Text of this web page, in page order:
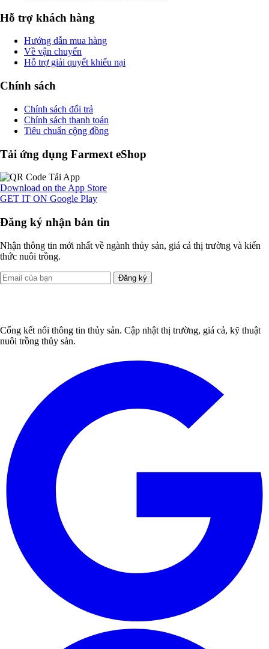
Hỗ trợ khách hàng
Hướng dẫn mua hàng
Về vận chuyển
Hỗ trợ giải quyết khiếu nại
Chính sách
Chính sách đổi trả
Chính sách thanh toán
Tiêu chuẩn cộng đồng
Tải ứng dụng Farmext eShop
Download on the App Store
GET IT ON Google Play
Đăng ký nhận bản tin
Nhận thông tin mới nhất về ngành thủy sản, giá cả thị trường và kiến
thức nuôi trồng.
Đăng ký
Cổng kết nối thông tin thủy sản. Cập nhật thị trường, giá cả, kỹ thuật
nuôi trồng thủy sản.